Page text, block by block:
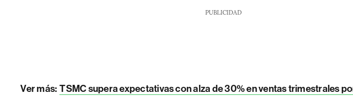
PUBLICIDAD
Ver más: TSMC supera expectativas con alza de 30% en ventas trimestrales